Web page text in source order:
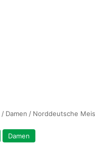
/ Damen / Norddeutsche
Damen